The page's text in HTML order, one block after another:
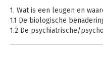
1. Wat is een leugen en
1.1 De biologische
1.2 De psychiatrische/